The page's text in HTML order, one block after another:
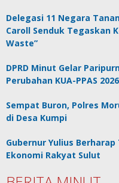
Delegasi 11 Negara
Caroll Senduk Tegaskan
Waste”
DPRD Minut Gelar
Perubahan KUA-PPAS 2026
Sempat Buron, Polres
di Desa Kumpi
Gubernur Yulius Berharap
Ekonomi Rakyat Sulut